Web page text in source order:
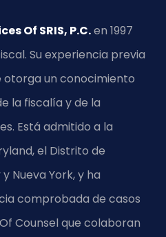
Of SRIS, P.C.en 1997
Su experiencia previa
otorga un conocimiento
la fiscalía y de la
Está admitido a la
el Distrito de
Nueva York, y ha
comprobada de casos
Counsel que colaboran